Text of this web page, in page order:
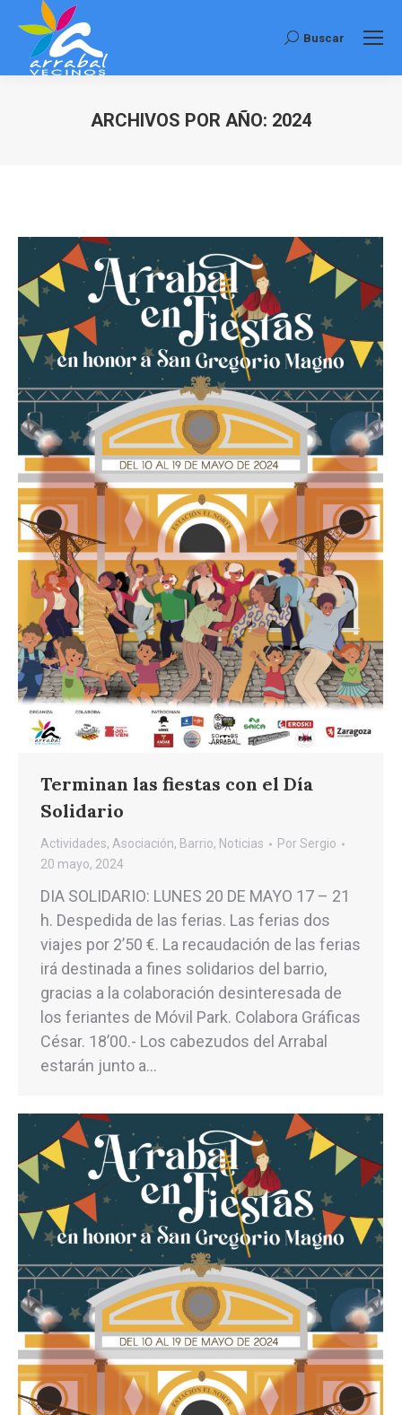
Buscar:
Buscar
ARCHIVOS POR AÑO: 2024
Terminan las fiestas con el Día
Solidario
Actividades, Asociación, Barrio, Noticias PorSergio
20 mayo, 2024
DIA SOLIDARIO: LUNES 20 DE MAYO 17 – 21
h. Despedida de las ferias. Las ferias dos
viajes por 2’50 €. La recaudación de las ferias
irá destinada a fines solidarios del barrio,
gracias a la colaboración desinteresada de
los feriantes de Móvil Park. Colabora Gráficas
César. 18’00.- Los cabezudos del Arrabal
estarán junto a…